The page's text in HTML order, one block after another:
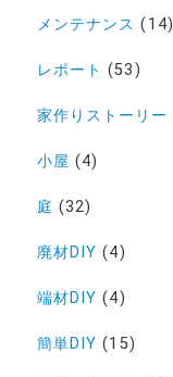
メンテナンス (14)
レポート (53)
家作りストーリー
小屋 (4)
庭 (32)
廃材DIY (4)
端材DIY (4)
簡単DIY (15)